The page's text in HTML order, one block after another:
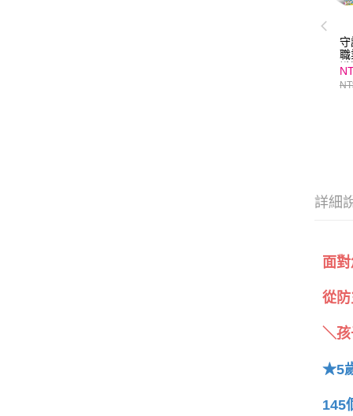
守
職
識
（
詳細
面
從
＼
★5
145